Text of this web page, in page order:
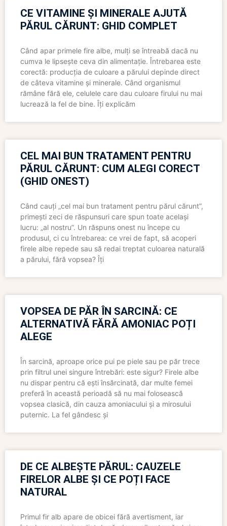
CE VITAMINE ȘI MINERALE AJUTĂ
PĂRUL CĂRUNT: GHID COMPLET
Când apar primele fire albe, mulți se întreabă dacă nu
cumva le lipsește ceva din alimentație. Întrebarea este
corectă: producția de culoare a părului depinde direct
de câteva vitamine și minerale. Când organismul
rămâne fără ele, celulele care dau culoare firului nu mai
lucrează la fel de bine. Îți explicăm
CEL MAI BUN TRATAMENT PENTRU
PĂRUL CĂRUNT: CUM ALEGI CORECT
(GHID ONEST)
Când cauți „cel mai bun tratament pentru părul cărunt”,
primești zeci de răspunsuri care spun toate același
lucru: „al nostru”. Un răspuns onest nu începe cu
produsul, ci cu întrebarea: ce vrei de fapt, să acoperi
firele albe repede sau să redai treptat culoarea naturală
a părului, fără vopsea? Îți
VOPSEA DE PĂR ÎN SARCINĂ: CE
ALTERNATIVĂ FĂRĂ AMONIAC POȚI
ALEGE
În sarcină, aproape orice pui pe piele sau pe păr trece
prin filtrul unei singure întrebări: este sigur? Firele albe
nu dispar pentru că ești însărcinată, dar multe femei
preferă în această perioadă să nu mai folosească
vopsea clasică, din cauza amoniacului și a mirosului
puternic. La fel gândesc și
DE CE ALBEȘTE PĂRUL: CAUZELE
FIRELOR ALBE ȘI CE POȚI FACE
NATURAL
Primul fir alb apare de obicei fără avertisment, iar